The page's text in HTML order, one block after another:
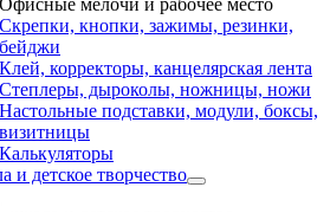
Офисные мелочи и рабочее место
Скрепки, кнопки, зажимы, резинки,
бейджи
Клей, корректоры, канцелярская лента
Степлеры, дыроколы, ножницы, ножи
Настольные подставки, модули, боксы,
визитницы
Калькуляторы
и детское творчество